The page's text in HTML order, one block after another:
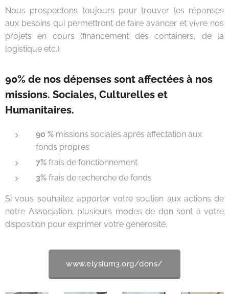
Nous prospectons toujours pour trouver les réponses
aux besoins qui permettront de faire avancer et vivre nos
projets en cours (financement des containers, de la
logistique etc.).
90% de nos dépenses sont affectées à nos
missions. Sociales, Culturelles et
Humanitaires.
90 % missions sociales après affectation aux
fonds propres
7% frais de fonctionnement
3% frais de recherche de fonds
Si vous souhaitez apporter votre soutien aux actions de
notre Association, plusieurs modes de don sont à votre
disposition pour exprimer votre générosité.
www.elysium3.org/dons/